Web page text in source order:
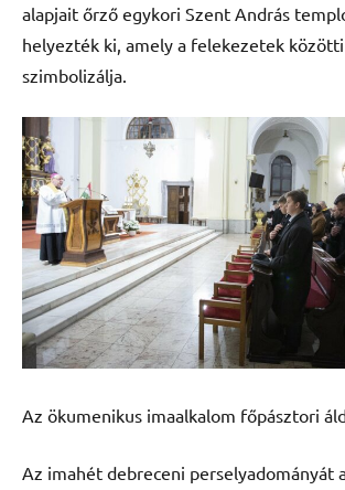
alapjait őrző egykori Szent András
helyezték ki, amely a felekezetek
szimbolizálja.
Az ökumenikus imaalkalom főpásztori
Az imahét debreceni perselyadományát